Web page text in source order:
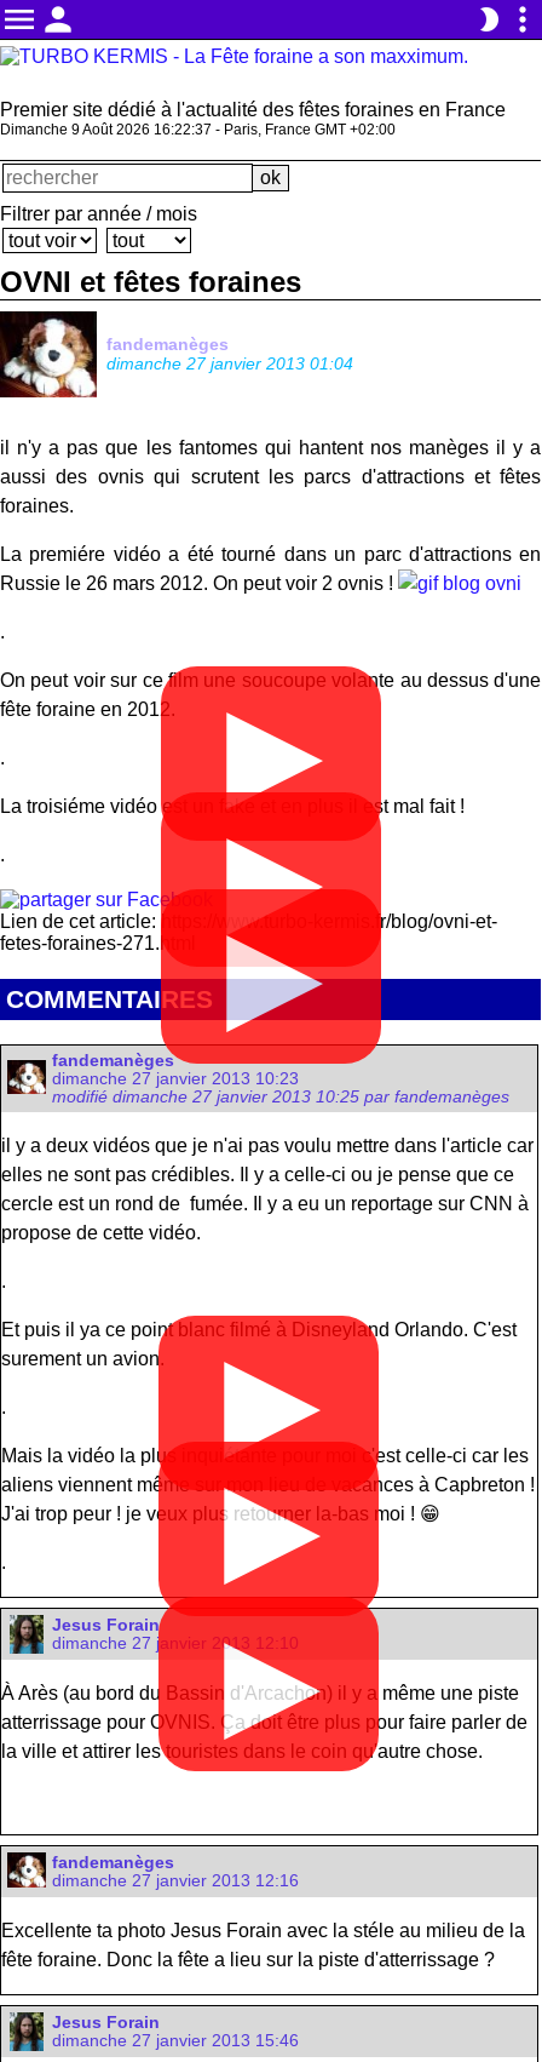
menu person brightness_2 more_vert
Premier site dédié à l'actualité des fêtes foraines en France
Dimanche 9 Août 2026 16:22:37 - Paris, France GMT +02:00
Filtrer par année / mois
OVNI et fêtes foraines
fandemanèges
dimanche 27 janvier 2013 01:04
il n'y a pas que les fantomes qui hantent nos manèges il y a
aussi des ovnis qui scrutent les parcs d'attractions et fêtes
foraines.
La premiére vidéo a été tourné dans un parc d'attractions en
Russie le 26 mars 2012. On peut voir 2 ovnis !
.
▶
On peut voir sur ce film une soucoupe volante au dessus d'une
fête foraine en 2012.
.
▶
La troisiéme vidéo est un fake et en plus il est mal fait !
.
▶
Lien de cet article: https://www.turbo-kermis.fr/blog/ovni-et-
fetes-foraines-271.html
COMMENTAIRES
fandemanèges
dimanche 27 janvier 2013 10:23
modifié dimanche 27 janvier 2013 10:25 par fandemanèges
il y a deux vidéos que je n'ai pas voulu mettre dans l'article car
elles ne sont pas crédibles. Il y a celle-ci ou je pense que ce
cercle est un rond de fumée. Il y a eu un reportage sur CNN à
propose de cette vidéo.
.
▶
Et puis il ya ce point blanc filmé à Disneyland Orlando. C'est
surement un avion.
.
▶
Mais la vidéo la plus inquiétante pour moi c'est celle-ci car les
aliens viennent même sur mon lieu de vacances à Capbreton !
J'ai trop peur ! je veux plus retourner la-bas moi ! 😁
.
▶
Jesus Forain
dimanche 27 janvier 2013 12:10
À Arès (au bord du Bassin d'Arcachon) il y a même une piste
atterrissage pour OVNIS. Ça doit être plus pour faire parler de
la ville et attirer les touristes dans le coin qu'autre chose.
fandemanèges
dimanche 27 janvier 2013 12:16
Excellente ta photo Jesus Forain avec la stéle au milieu de la
fête foraine. Donc la fête a lieu sur la piste d'atterrissage ?
Jesus Forain
dimanche 27 janvier 2013 15:46